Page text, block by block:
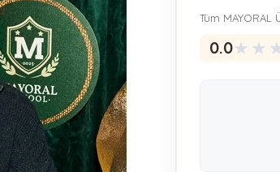
Tüm MAYORAL
0.0★ ★